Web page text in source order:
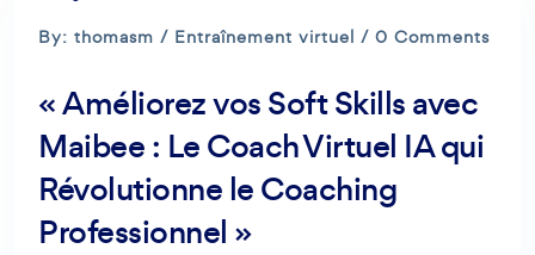
By: thomasm / Entraînement virtuel / 0 Comments
« Améliorez vos Soft Skills avec
Maibee : Le Coach Virtuel IA qui
Révolutionne le Coaching
Professionnel »